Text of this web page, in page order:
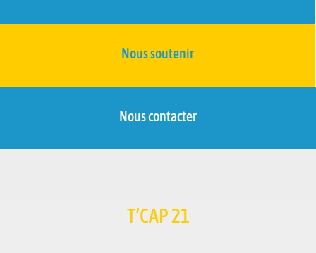
Nous soutenir
Nous contacter
T’CAP 21